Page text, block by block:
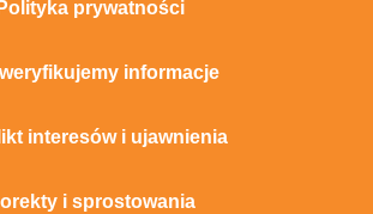
Polityka prywatności
informacje
interesów i ujawnienia
i sprostowania